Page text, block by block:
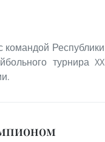
командой Республики
турнира XX